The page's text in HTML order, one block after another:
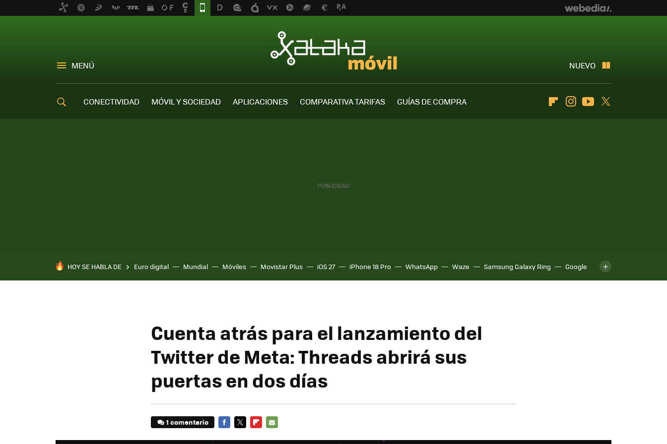
MENÚ NUEVO
CONECTIVIDAD MÓVIL Y SOCIEDAD APLICACIONES COMPARATIVA TARIFAS
GUÍAS DE COMPRA
FlipboardInstagramYoutube
HOY SE HABLA DE Euro digital Mundial Móviles Movistar Plus iOS 27 iPhone 18 Pro WhatsApp Waze Samsung Galaxy Ring
Google
Pixel 10a
Cuenta atrás para el lanzamiento del
Twitter de Meta: Threads abrirá sus
puertas en dos días
1 comentario